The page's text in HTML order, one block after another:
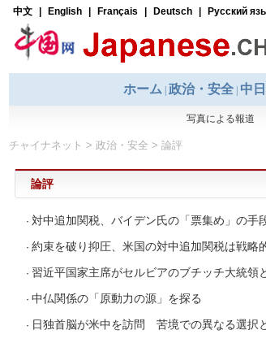
チャイナネット > 政治・安全 > 論評
論評
· 対中追加関税、バイデン氏の「票集め」の手
· 約束を破り抑圧、米国の対中追加関税は戦略
· 習近平国家主席がセルビアのブチッチ大統領
· 中仏関係の「原動力の源」を探る
· 日独首脳が米中を訪問 苦境での異なる選択